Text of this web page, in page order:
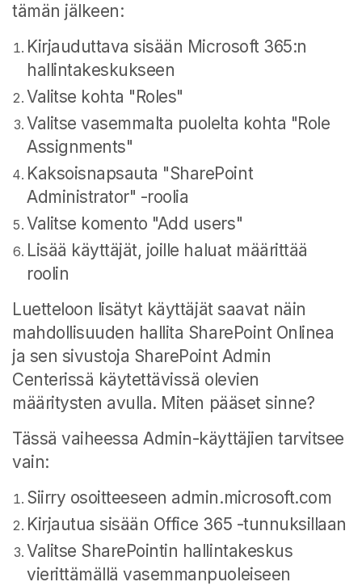
tämän jälkeen:
Kirjauduttava sisään Microsoft 365:n
hallintakeskukseen
Valitse kohta "Roles"
Valitse vasemmalta puolelta kohta "Role
Assignments"
Kaksoisnapsauta "SharePoint
Administrator" -roolia
Valitse komento "Add users"
Lisää käyttäjät, joille haluat määrittää
roolin
Luetteloon lisätyt käyttäjät saavat näin
mahdollisuuden hallita SharePoint Onlinea
ja sen sivustoja SharePoint Admin
Centerissä käytettävissä olevien
määritysten avulla. Miten pääset sinne?
Tässä vaiheessa Admin-käyttäjien tarvitsee
vain:
Siirry osoitteeseen admin.microsoft.com
Kirjautua sisään Office 365 -tunnuksillaan
Valitse SharePointin hallintakeskus
vierittämällä vasemmanpuoleiseen